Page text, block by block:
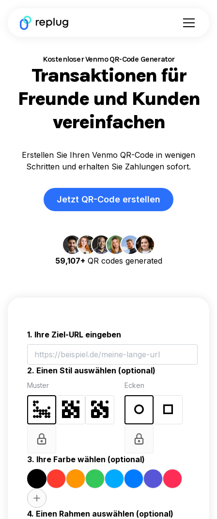
Kostenloser Venmo QR-Code Generator
Transaktionen für
Freunde und Kunden
vereinfachen
Erstellen Sie Ihren Venmo QR-Code in wenigen
Schritten und erhalten Sie Zahlungen sofort.
Jetzt QR-Code erstellen
59,107+ QR codes generated
1. Ihre Ziel-URL eingeben
2. Einen Stil auswählen (optional)
Muster Ecken
3. Ihre Farbe wählen (optional)
4. Einen Rahmen auswählen (optional)